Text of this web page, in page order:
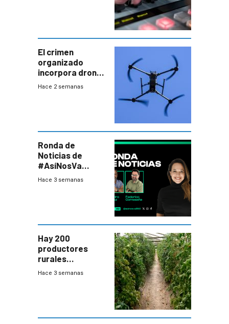
El crimen
organizado
incorpora drones
y abre un nuevo
Hace 2 semanas
Ronda de
Noticias de
#AsíNosVa
(20/7/26)
Hace 3 semanas
Hay 200
productores
rurales
afectados tras
Hace 3 semanas